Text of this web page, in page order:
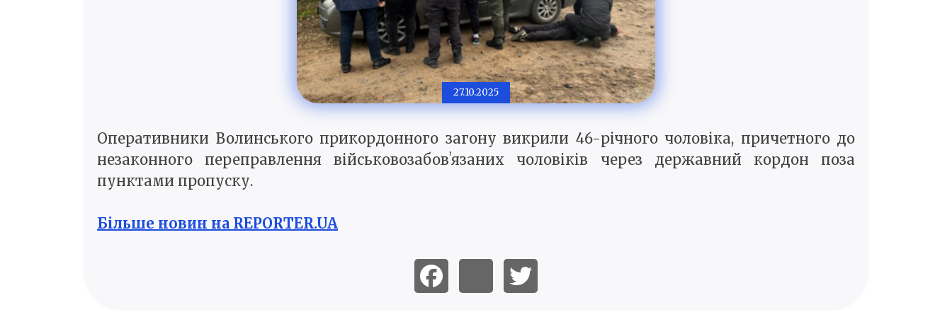
27.10.2025
Оперативники Волинського прикордонного загону викрили 46-річного чоловіка, причетного до
незаконного переправлення військовозабовʼязаних чоловіків через державний кордон поза
пунктами пропуску.
Більше новин на REPORTER.UA